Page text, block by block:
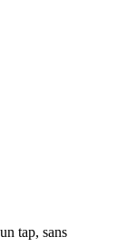
tap, sans